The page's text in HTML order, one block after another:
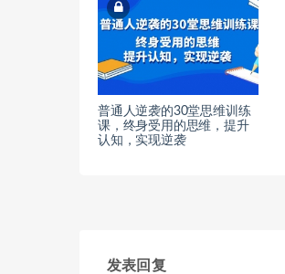
普通人逆袭的30堂思维训练
课，终身受用的思维，提升
认知，实现逆袭
发表回复